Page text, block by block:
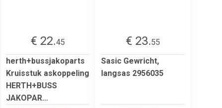
€ 22.45
herth+bussjakoparts
Kruisstuk askoppeling
HERTH+BUSS
JAKOPAR...
€ 23.55
Sasic Gewricht,
langsas 2956035